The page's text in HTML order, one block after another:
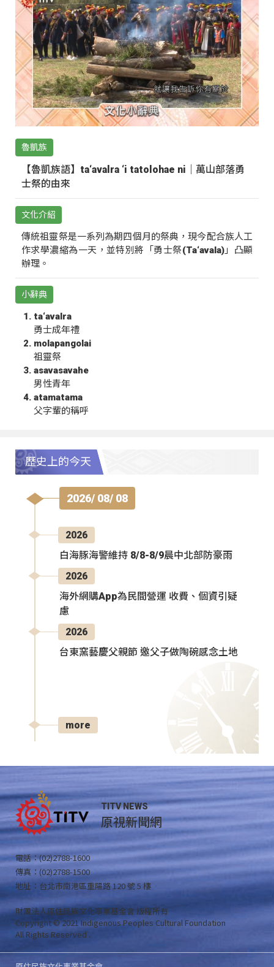
魯凱族
【魯凱族語】ta‘avalra ‘i tatolohae ni｜萬山部落勇
士祭的由來
文化介紹
傳統祖靈祭是一系列為期四個月的祭典，現今配合族人工
作求學濃縮為一天，並特別將「勇士祭(Ta‘avala)」凸顯
辦理。
小辭典
ta‘avalra
勇士成年禮
molapangolai
祖靈祭
asavasavahe
男性青年
atamatama
父字輩的稱呼
歷史上的今天
2026/ 08/ 08
2026
白海豚海警維持 8/8-8/9晨中北部防豪雨
2026
海外網購App為民間營運 收費、個資引疑
慮
2026
台東窯藝慶父親節 邀父子做陶碗感念土地
more
TITV NEWS
原視新聞網
電話：(02)2788-1600
傳真：(02)2788-1500
地址：台北市南港區重陽路 120 號 5 樓
財團法人原住民族文化事業基金會 版權所有
Copyright © 2021 Indigenous Peoples Cultural Foundation
All Rights Reserved .